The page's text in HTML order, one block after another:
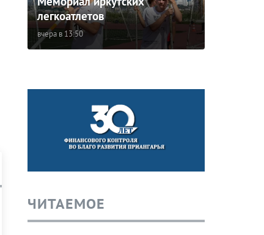
легкоатлетов
вчера в 13:50
ЧИТАЕМОЕ